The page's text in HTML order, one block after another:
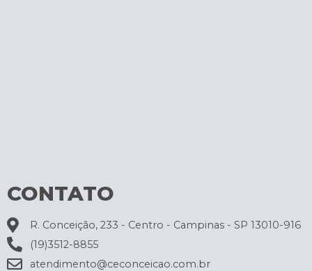
CONTATO
R. Conceição, 233 - Centro - Campinas - SP 13010-916
(19)3512-8855
atendimento@ceconceicao.com.br